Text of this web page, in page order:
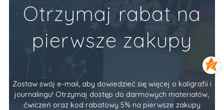
Otrzymaj rabat na
pierwsze zakupy
Zostaw swój e-mail, aby dowiedzieć się więcej o kaligrafii i
journalingu! Otrzymaj dostęp do darmowych materiałów,
ćwiczeń oraz kod rabatowy 5% na pierwsze zakupy